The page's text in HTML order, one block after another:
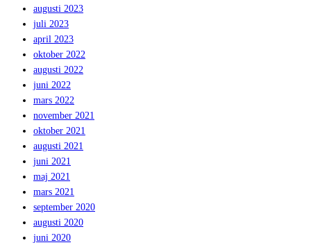
augusti 2023
juli 2023
april 2023
oktober 2022
augusti 2022
juni 2022
mars 2022
november 2021
oktober 2021
augusti 2021
juni 2021
maj 2021
mars 2021
september 2020
augusti 2020
juni 2020